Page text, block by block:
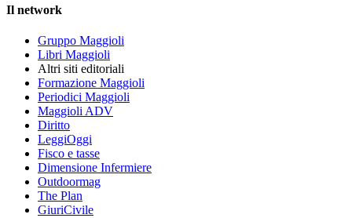
Il network
Gruppo Maggioli
Libri Maggioli
Altri siti editoriali
Formazione Maggioli
Periodici Maggioli
Maggioli ADV
Diritto
LeggiOggi
Fisco e tasse
Dimensione Infermiere
Outdoormag
The Plan
GiuriCivile